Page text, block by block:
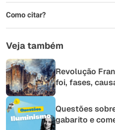
Como citar?
Veja também
Revolução
foi, fases,
Questões
gabarito e